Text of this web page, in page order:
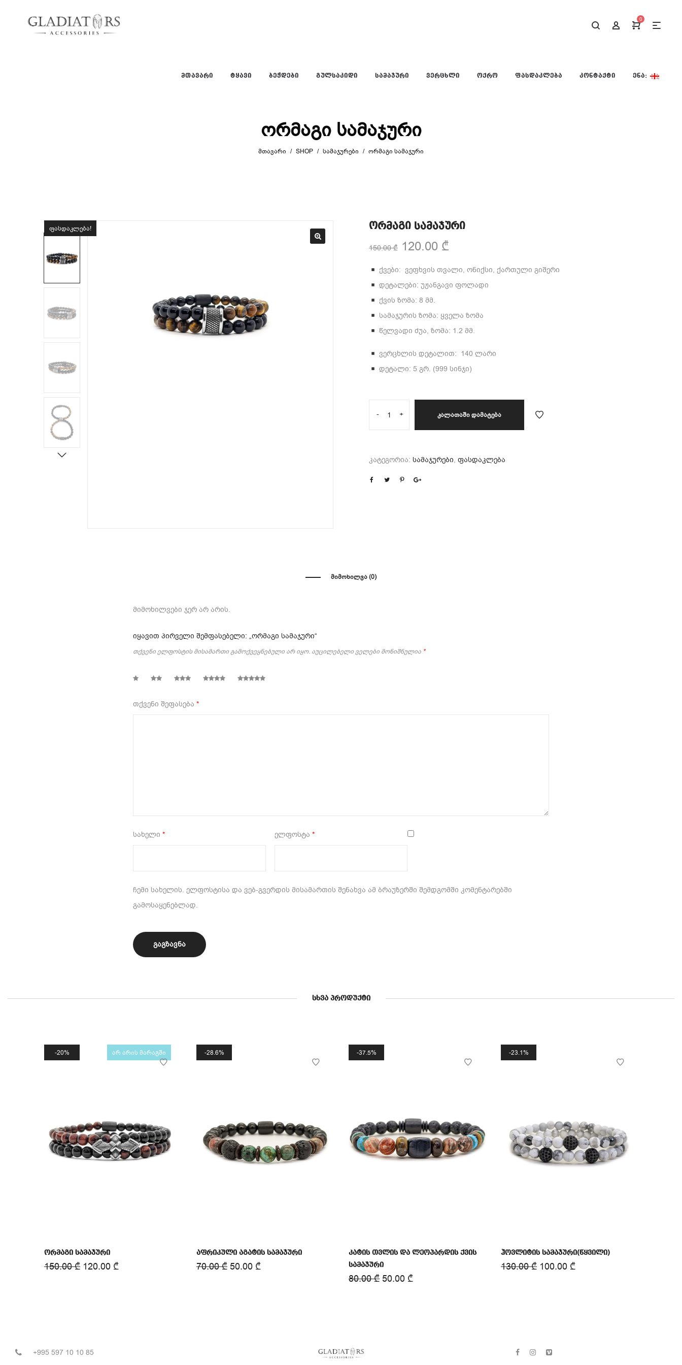
gladiators
gladiators
0
ᲛᲗᲐᲕᲐᲠᲘ ᲢᲧᲐᲕᲘ ᲑᲔᲭᲓᲔᲑᲘ ᲒᲣᲚᲡᲐᲙᲘᲓᲘ ᲡᲐᲛᲐᲯᲣᲠᲘ ᲕᲔᲠᲪᲮᲚᲘ ᲝᲥᲠᲝ ᲤᲐᲡᲓᲐᲙᲚᲔᲑᲐ ᲙᲝᲜᲢᲐᲥᲢᲘ ᲔᲜᲐ:
ორმაგი სამაჯური
ᲛᲗᲐᲕᲐᲠᲘ / SHOP / ᲡᲐᲛᲐᲯᲣᲠᲔᲑᲘ / ᲝᲠᲛᲐᲒᲘ ᲡᲐᲛᲐᲯᲣᲠᲘ
ფასდაკლება! ორმაგი სამაჯური
150.00₾ 120.00 ₾
ქვები: ვეფხვის თვალი, ონიქსი, ქართული გიშერი
დეტალები: უჟანგავი ფოლადი
ქვის ზომა: 8 მმ.
სამაჯურის ზომა: ყველა ზომა
წელვადი ძუა, ზომა: 1.2 მმ.
ვერცხლის დეტალით: 140 ლარი
დეტალი: 5 გრ. (999 სინჯი)
- + ᲙᲐᲚᲐᲗᲐᲨᲘ ᲓᲐᲛᲐᲢᲔᲑᲐ
კატეგორია: სამაჯურები, ფასდაკლება
ᲛᲘᲛᲝᲮᲘᲚᲕᲐ (0)
მიმოხილვები ჯერ არ არის.
იყავით პირველი შემფასებელი: „ორმაგი სამაჯური“
თქვენი ელფოსტის მისამართი გამოქვეყნებული არ იყო. აუცილებელი ველები მონიშნულია *
თქვენი შეფასება *
სახელი * ელფოსტა *
ჩემი სახელის. ელფოსტისა და ვებ-გვერდის მისამართის შენახვა ამ ბრაუზერში შემდგომში კომენტარებში
გამოსაყენებლად.
ᲡᲮᲕᲐ ᲞᲠᲝᲓᲣᲥᲢᲘ
20% არ არის მარაგში
ორმაგი სამაჯური
150.00₾ 120.00 ₾
28.6%
აფრიკული აგატის სამაჯური
70.00₾ 50.00 ₾
37.5%
კატის თვლის და ლეოპარდის ქვის
სამაჯური
80.00₾ 50.00 ₾
23.1%
ჰოვლიტის სამაჯური(წყვილი)
130.00₾ 100.00 ₾
+995 597 10 10 85